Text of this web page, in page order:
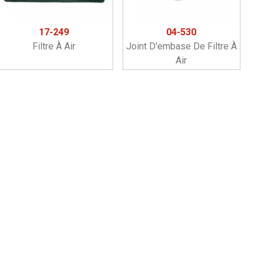
17-249
Filtre À Air
04-530
Joint D'embase De Filtre À
Air